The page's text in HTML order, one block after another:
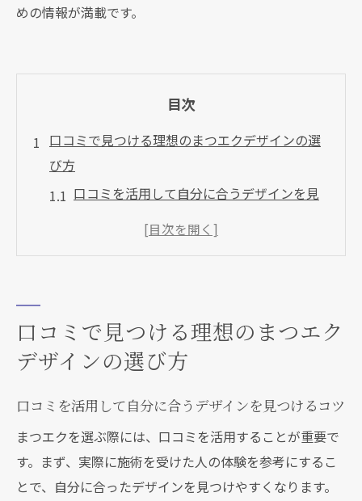
めの情報が満載です。
目次
口コミで見つける理想のまつエクデザインの選
び方
口コミを活用して自分に合うデザインを見
コミ分析
口コミを活かしたまつエクデザインの決定
まつエクデザイン選びに役立つ口コミの見
方
口コミから理想のデザインを導き出す方法
まつエク選びに役立つ口コミ情報の活用術
口コミで見つける理想のまつエク
デザインの選び方
口コミを活用して自分に合うデザインを見つけるコツ
まつエクを選ぶ際には、口コミを活用することが重要で
す。まず、実際に施術を受けた人の体験を参考にするこ
とで、自分に合ったデザインを見つけやすくなります。